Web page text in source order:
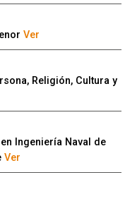
Ver
Religión, Cultura y
Ingeniería Naval de
Ver